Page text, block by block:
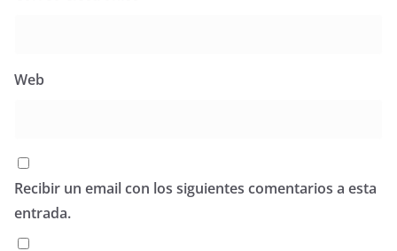
Web
Recibir un email con los siguientes comentarios a esta
entrada.